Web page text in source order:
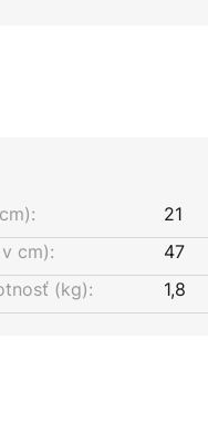
21
cm):
47
(kg):
1,8